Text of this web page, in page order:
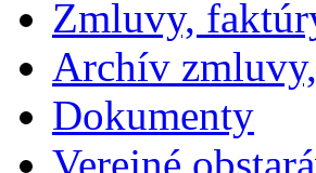
Zmluvy,
Archív
Dokumenty
Verejné